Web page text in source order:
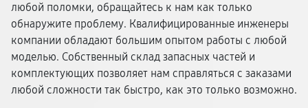
любой поломки, обращайтесь к нам как только
обнаружите проблему. Квалифицированные инженеры
компании обладают большим опытом работы с любой
моделью. Собственный склад запасных частей и
комплектующих позволяет нам справляться с заказами
любой сложности так быстро, как это только возможно.